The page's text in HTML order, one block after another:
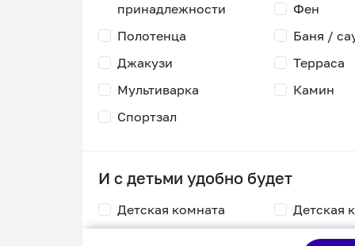
принадлежности
Фен
Полотенца
Джакузи
Баня /
Терраса
Мультиварка
Спортзал
Камин
И с детьми удобно будет
Детская комната
Детская